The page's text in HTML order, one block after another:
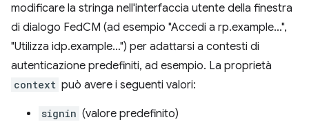
modificare la stringa nell'interfaccia utente della finestra
di dialogo FedCM (ad esempio "Accedi a rp.example…",
"Utilizza idp.example…") per adattarsi a contesti di
autenticazione predefiniti, ad esempio. La proprietà
context può avere i seguenti valori:
signin (valore predefinito)